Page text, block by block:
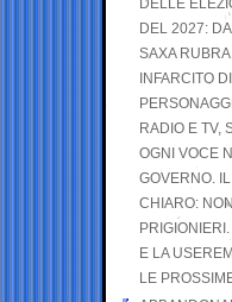
DELLE
DEL 2027:
SAXA
INFARCITO
RADIO E TV,
OGNI VOCE
GOVERNO.
CHIARO:
E LA
LE